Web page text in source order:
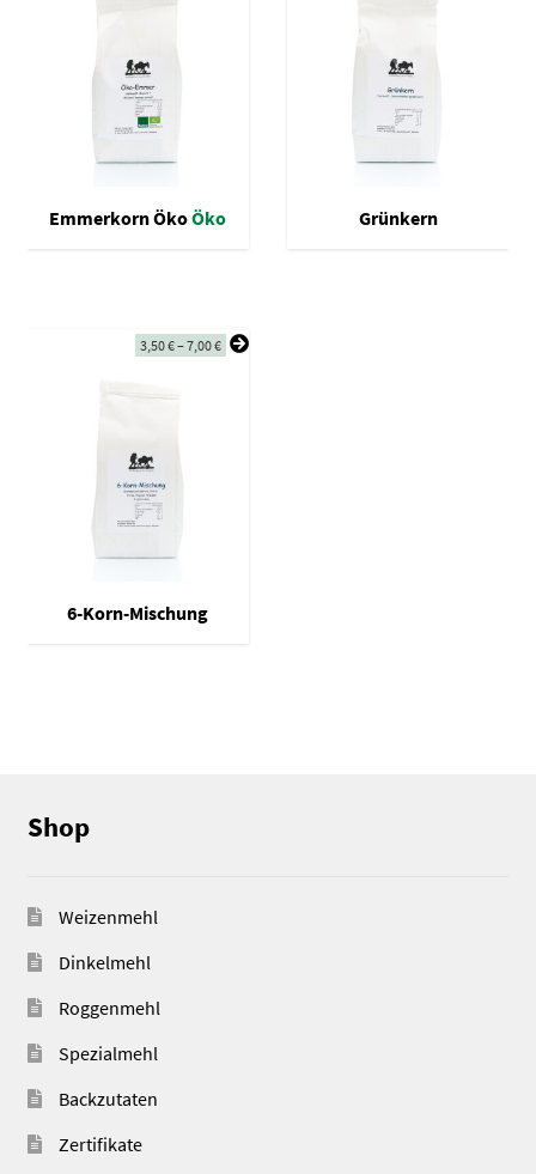
Emmerkorn ÖkoÖko Grünkern
3,50€–7,00€
6-Korn-Mischung
Shop
Weizenmehl
Dinkelmehl
Roggenmehl
Spezialmehl
Backzutaten
Zertifikate